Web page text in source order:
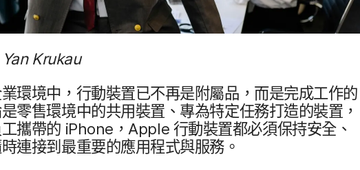
Yan Krukau
環境​中，​行動​裝置​已​不再​是​附屬品，​而​是​完成​工作​的​
零售​環境​中​的​共用​裝置、​專為​特定​任務​打造​的​裝置，​
攜帶​的 iPhone ， Apple 行動​裝置​都​必須​保持​安全、​
連接到​最​重要​的​應用​程式​與​服務。